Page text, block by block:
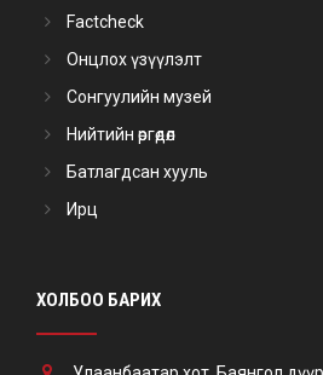
Factcheck
Онцлох үзүүлэлт
Сонгуулийн музей
Нийтийн өргөдөл
Батлагдсан хууль
Ирц
ХОЛБОО БАРИХ